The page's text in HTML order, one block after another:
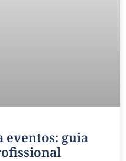
eventos: guia